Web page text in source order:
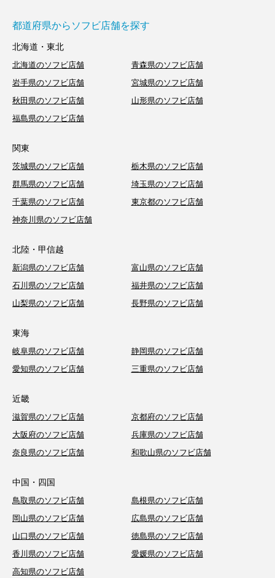
都道府県からソフビ店舗を探す
北海道・東北
北海道のソフビ店舗
青森県のソフビ店舗
岩手県のソフビ店舗
宮城県のソフビ店舗
秋田県のソフビ店舗
山形県のソフビ店舗
福島県のソフビ店舗
関東
茨城県のソフビ店舗
栃木県のソフビ店舗
群馬県のソフビ店舗
埼玉県のソフビ店舗
千葉県のソフビ店舗
東京都のソフビ店舗
神奈川県のソフビ店舗
北陸・甲信越
新潟県のソフビ店舗
富山県のソフビ店舗
石川県のソフビ店舗
福井県のソフビ店舗
山梨県のソフビ店舗
長野県のソフビ店舗
東海
岐阜県のソフビ店舗
静岡県のソフビ店舗
愛知県のソフビ店舗
三重県のソフビ店舗
近畿
滋賀県のソフビ店舗
京都府のソフビ店舗
大阪府のソフビ店舗
兵庫県のソフビ店舗
奈良県のソフビ店舗
和歌山県のソフビ店舗
中国・四国
鳥取県のソフビ店舗
島根県のソフビ店舗
岡山県のソフビ店舗
広島県のソフビ店舗
山口県のソフビ店舗
徳島県のソフビ店舗
香川県のソフビ店舗
愛媛県のソフビ店舗
高知県のソフビ店舗